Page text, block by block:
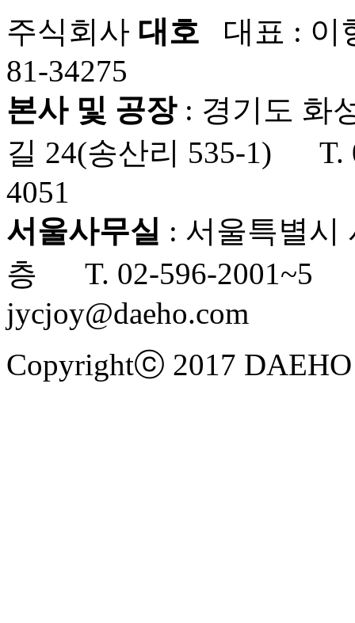
주식회사 대호 대표 : 이
81-34275
본사 및 공장: 경기도 화
길 24(송산리 535-1)
4051
서울사무실 : 서울특별시
층 T. 02-596-2001~5
jycjoy@daeho.com
Copyrightⓒ 2017